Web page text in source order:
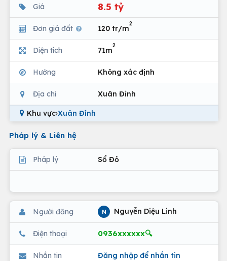
Giá 8.5 tỷ
Đơn giá đất 120 tr/m
2
Diện tích 71m
2
Hướng Không xác định
Địa chỉ Xuân Đỉnh
Khu vực›Xuân Đỉnh
Pháp lý & Liên hệ
Pháp lý Sổ Đỏ
Người đăng N Nguyễn Diệu Linh
Điện thoại 0936xxxxxx🔍
Nhắn tin Đăng nhập để nhắn tin